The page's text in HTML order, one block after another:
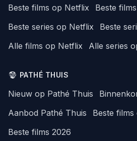
Beste films op Netflix
Beste
Beste series op Netflix
Beste
Alle films op Netflix
Alle series
PATHÉ THUIS
Nieuw op Pathé Thuis
Aanbod Pathé Thuis
Beste
Beste films 2026